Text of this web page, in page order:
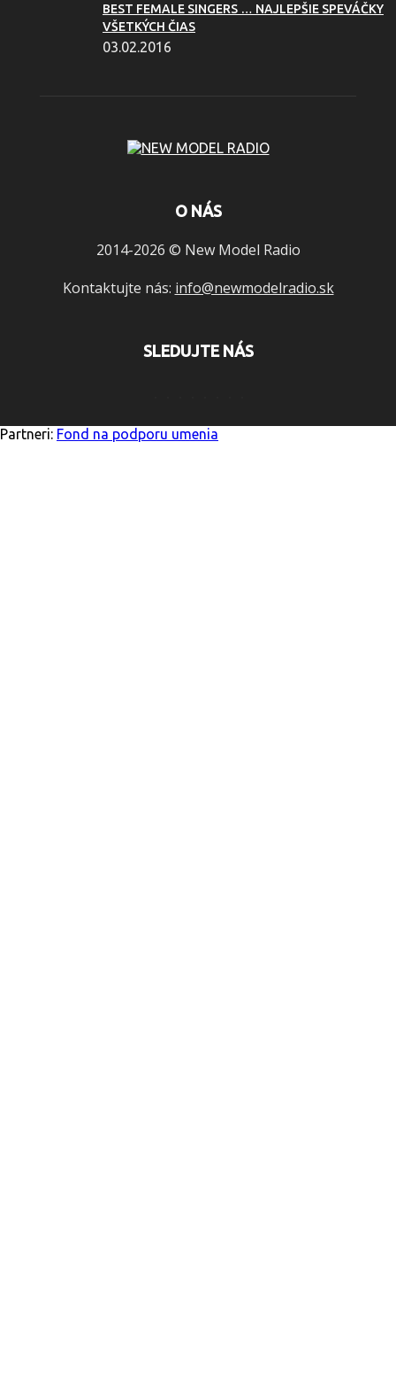
BEST FEMALE SINGERS … NAJLEPŠIE SPEVÁČKY
VŠETKÝCH ČIAS
03.02.2016
O NÁS
2014-2026 © New Model Radio
Kontaktujte nás: info@newmodelradio.sk
SLEDUJTE NÁS
Partneri: Fond na podporu umenia